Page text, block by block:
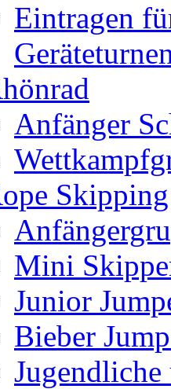
Eintragen
Anfänger
Skipping
Mini
Junior
Bieber
Jugendliche